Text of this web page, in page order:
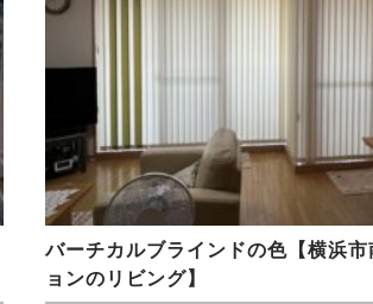
バーチカルブラインドの色【横浜
ョンのリビング】